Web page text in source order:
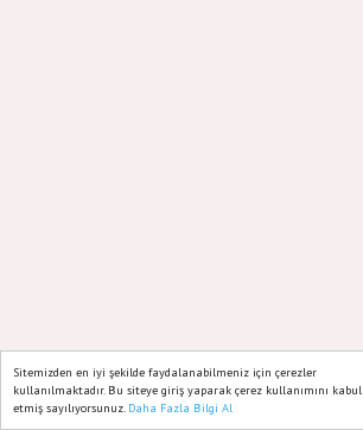
Sitemizden en iyi şekilde faydalanabilmeniz için çerezler
kullanılmaktadır. Bu siteye giriş yaparak çerez kullanımını kabul
etmiş sayılıyorsunuz. Daha Fazla Bilgi Al
Ana Sayfa Web TV